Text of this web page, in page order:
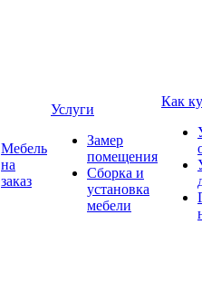
Мебель
на
заказ
Услуги
Замер
помещения
Сборка и
установка
мебели
Как